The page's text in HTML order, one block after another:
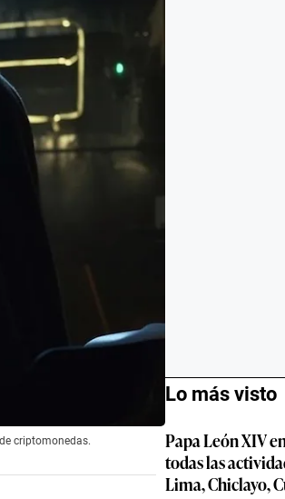
criptomonedas.
Lo más visto
Papa León XIV
todas las
Lima, Chiclayo,